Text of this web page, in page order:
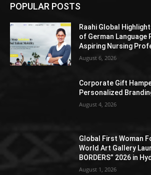
POPULAR POSTS
Raahi Global
of German
Aspiring Nursing
August 6, 2026
Corporate Gift
Personalized
August 4, 2026
Global First Woman
World Art Gallery
BORDERS” 2026 in
August 1, 2026